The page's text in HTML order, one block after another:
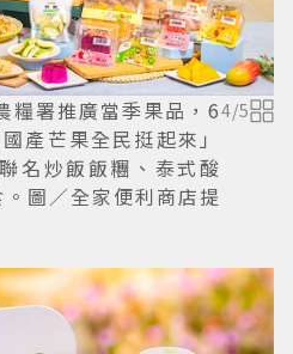
糧署推廣當季果品，6
產芒果全民挺起來」
名炒飯飯糰、泰式酸
圖／全家便利商店提
4/5